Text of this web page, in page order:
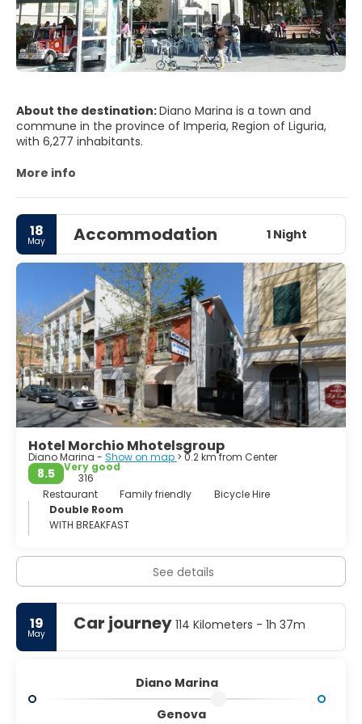
About the destination:Diano Marina is a town and
commune in the province of Imperia, Region of Liguria,
with 6,277 inhabitants.
More info
18
May Accommodation 1 Night
Hotel Morchio Mhotelsgroup
Diano Marina - Show on map > 0.2 km from Center
8.5
Very good
316
Restaurant
Family friendly
Bicycle Hire
Double Room
WITH BREAKFAST
See details
19
May Car journey 114 Kilometers - 1h 37m
Diano Marina
Genova